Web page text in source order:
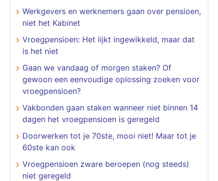
Werkgevers en werknemers gaan over pensioen,
niet het Kabinet
Vroegpensioen: Het lijkt ingewikkeld, maar dat
is het niet
Gaan we vandaag of morgen staken? Of
gewoon een eenvoudige oplossing zoeken voor
vroegpensioen?
Vakbonden gaan staken wanneer niet binnen 14
dagen het vroegpensioen is geregeld
Doorwerken tot je 70ste, mooi niet! Maar tot je
60ste kan ook
​​​​​​​Vroegpensioen zware beroepen (nog steeds)
niet geregeld